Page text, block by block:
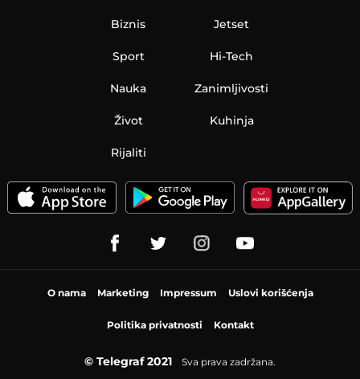
Biznis
Sport
Nauka
Jetset
Hi-Tech
Zanimljivosti
Život Kuhinja
Rijaliti
O nama Marketing Impressum Uslovi korišćenja
Politika privatnosti Kontakt
© Telegraf 2021 Sva prava zadržana.